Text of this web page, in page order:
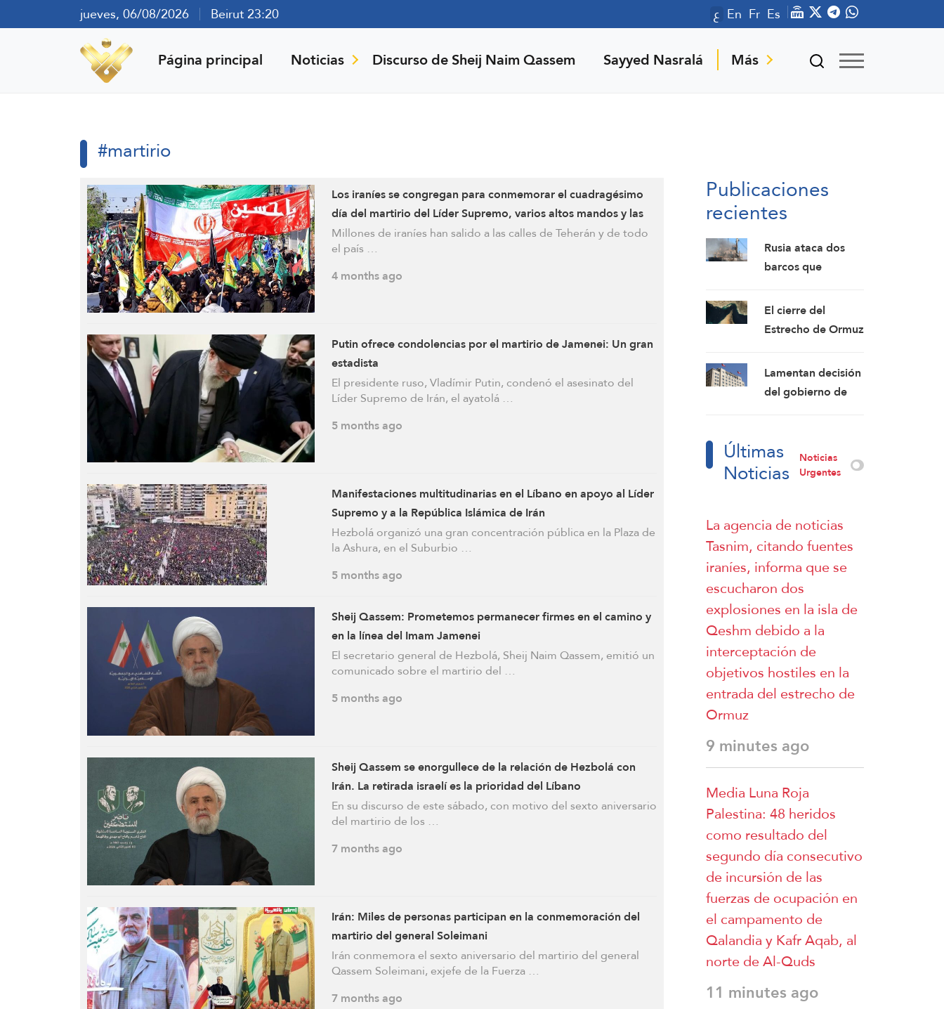
jueves, 06/08/2026 Beirut 23:20 ع En Fr Es
Página principal Noticias Discurso de Sheij Naim Qassem Sayyed Nasralá Más
#martirio
Los iraníes se congregan para conmemorar el cuadragésimo
día del martirio del Líder Supremo, varios altos mandos y las
niñas de Minab
Millones de iraníes han salido a las calles de Teherán y de todo
el país …
4 months ago
Putin ofrece condolencias por el martirio de Jamenei: Un gran
estadista
El presidente ruso, Vladímir Putin, condenó el asesinato del
Líder Supremo de Irán, el ayatolá …
5 months ago
Manifestaciones multitudinarias en el Líbano en apoyo al Líder
Supremo y a la República Islámica de Irán
Hezbolá organizó una gran concentración pública en la Plaza de
la Ashura, en el Suburbio …
5 months ago
Sheij Qassem: Prometemos permanecer firmes en el camino y
en la línea del Imam Jamenei
El secretario general de Hezbolá, Sheij Naim Qassem, emitió un
comunicado sobre el martirio del …
5 months ago
Sheij Qassem se enorgullece de la relación de Hezbolá con
Irán. La retirada israelí es la prioridad del Líbano
En su discurso de este sábado, con motivo del sexto aniversario
del martirio de los …
7 months ago
Irán: Miles de personas participan en la conmemoración del
martirio del general Soleimani
Irán conmemora el sexto aniversario del martirio del general
Qassem Soleimani, exjefe de la Fuerza …
7 months ago
Publicaciones
recientes
Rusia ataca dos
barcos que
armas para
Ucrania
El cierre del
Estrecho de Ormuz
terremoto en el
comercio global
Lamentan decisión
del gobierno de
Movimiento de los
No Alineados
Últimas
Noticias Noticias
Urgentes
La agencia de noticias
Tasnim, citando fuentes
iraníes, informa que se
escucharon dos
explosiones en la isla de
Qeshm debido a la
interceptación de
objetivos hostiles en la
entrada del estrecho de
Ormuz
9 minutes ago
Media Luna Roja
Palestina: 48 heridos
como resultado del
segundo día consecutivo
de incursión de las
fuerzas de ocupación en
el campamento de
Qalandia y Kafr Aqab, al
norte de Al-Quds
11 minutes ago